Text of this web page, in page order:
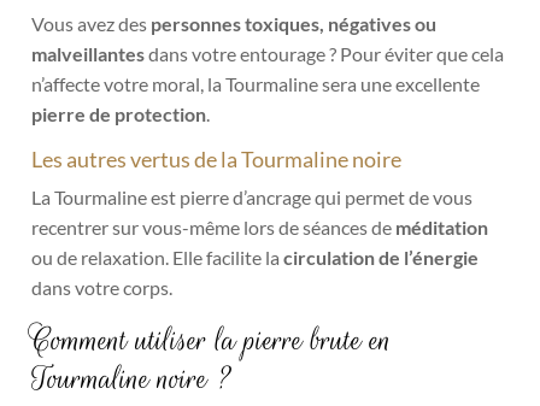
Vous avez des personnes toxiques, négatives ou
malveillantesdans votre entourage ? Pour éviter que cela
n’affecte votre moral, la Tourmaline sera une excellente
pierre de protection
Les autres vertus de la Tourmaline noire
La Tourmaline est pierre d’ancrage qui permet de vous
recentrer sur vous-même lors de séances de méditation
ou de relaxation. Elle facilite lacirculation de l’énergie
dans votre corps.
Comment utiliser la pierre brute en
Tourmaline noire ?